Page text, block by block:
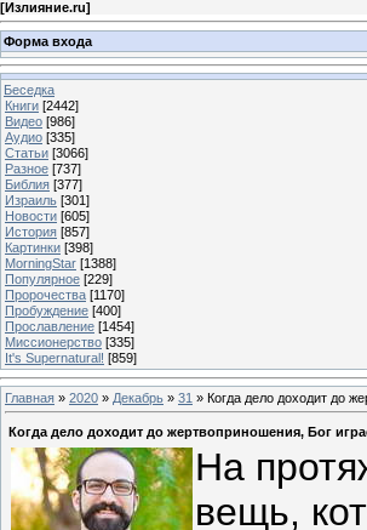
[Излияние.ru]
Форма входа
Беседка
Книги [2442]
Видео [986]
Аудио [335]
Статьи [3066]
Разное [737]
Библия [377]
Израиль [301]
Новости [605]
История [857]
Картинки [398]
MorningStar [1388]
Популярное [229]
Пророчества [1170]
Пробуждение [400]
Прославление [1454]
Миссионерство [335]
It's Supernatural! [859]
Главная » 2020 » Декабрь » 31 » Когда дело доходит до
Когда дело доходит до жертвоприношения, Бог
На
вещь,